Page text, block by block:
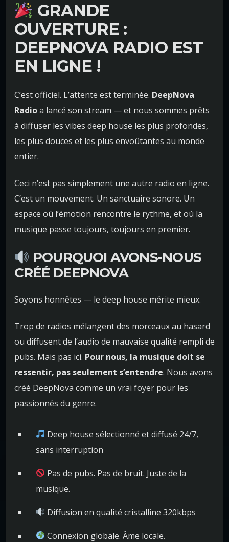
GRANDE
OUVERTURE :
DEEPNOVA RADIO EST
EN LIGNE !
C’est officiel. L’attente est terminée. DeepNova
Radioa lancé son stream — et nous sommes prêts
à diffuser les vibes deep house les plus profondes,
les plus douces et les plus envoûtantes au monde
entier.
Ceci n’est pas simplement une autre radio en ligne.
C’est un mouvement. Un sanctuaire sonore. Un
espace où l’émotion rencontre le rythme, et où la
musique passe toujours, toujours en premier.
POURQUOI AVONS-NOUS
CRÉÉ DEEPNOVA
Soyons honnêtes — le deep house mérite mieux.
Trop de radios mélangent des morceaux au hasard
ou diffusent de l’audio de mauvaise qualité rempli de
pubs. Mais pas ici. Pour nous, la musique doit se
ressentir, pas seulement s’entendre. Nous avons
créé DeepNova comme un vrai foyer pour les
passionnés du genre.
Deep house sélectionné et diffusé 24/7,
sans interruption
Pas de pubs. Pas de bruit. Juste de la
musique.
Diffusion en qualité cristalline 320kbps
Connexion globale. Âme locale.